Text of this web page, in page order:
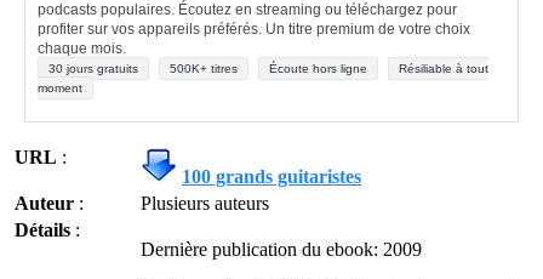
podcasts populaires. Écoutez en streaming ou téléchargez pour
profiter sur vos appareils préférés. Un titre premium de votre choix
chaque mois.
30 jours gratuits 500K+ titres Écoute hors ligne
Résiliable à tout
moment
URL :
100 grands guitaristes
Auteur :
Plusieurs auteurs
Détails :
Dernière publication du ebook: 2009